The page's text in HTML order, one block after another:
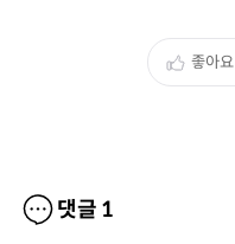
좋아요
댓글 1